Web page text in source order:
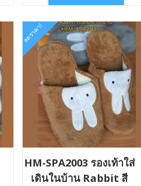
ลดราคา!
HM-SPA2003 รองเท้าใส่
เดินในบ้าน Rabbit สี